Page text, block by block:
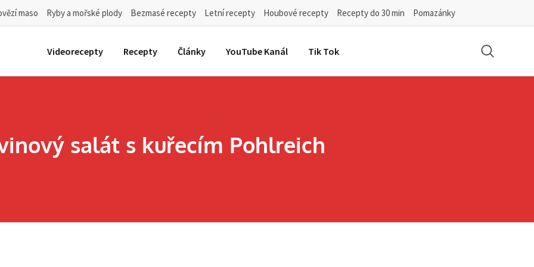
maso Ryby a mořské plody Bezmasé recepty Letní recepty Houbové recepty Recepty do 30 min Pomazánky
Videorecepty Recepty Články YouTube Kanál Tik Tok
salát s kuřecím Pohlreich